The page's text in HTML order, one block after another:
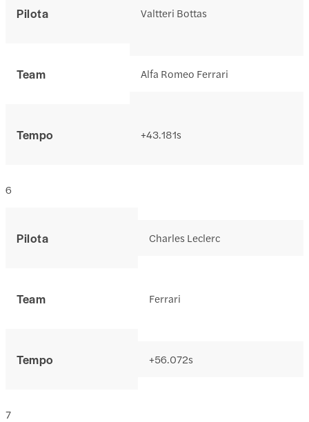
Pilota
Team
Tempo
Valtteri Bottas
Alfa Romeo Ferrari
+43.181s
Pilota
Team
Tempo
6
Charles Leclerc
Ferrari
+56.072s
7